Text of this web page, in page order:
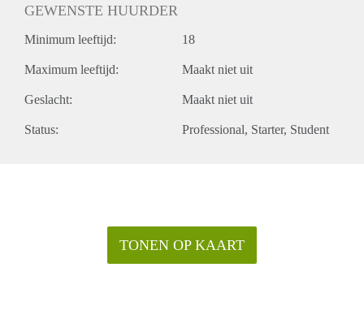
GEWENSTE HUURDER
Minimum leeftijd: 18
Maximum leeftijd: Maakt niet uit
Geslacht: Maakt niet uit
Status: Professional Starter Student
TONEN OP KAART